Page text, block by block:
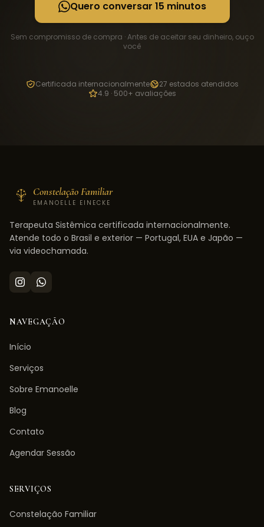
Quero conversar 15 minutos
Sem compromisso de compra · Antes de aceitar seu dinheiro, ouço
você
Certificada internacionalmente
27 estados atendidos
4.9 · 500+ avaliações
Constelação Familiar
EMANOELLE EINECKE
Terapeuta Sistêmica certificada internacionalmente.
Atende todo o Brasil e exterior — Portugal, EUA e Japão —
via videochamada.
NAVEGAÇÃO
Início
Serviços
Sobre Emanoelle
Blog
Contato
Agendar Sessão
SERVIÇOS
Constelação Familiar